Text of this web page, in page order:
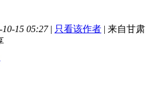
15 05:27 | 只看该作者 | 来自甘肃